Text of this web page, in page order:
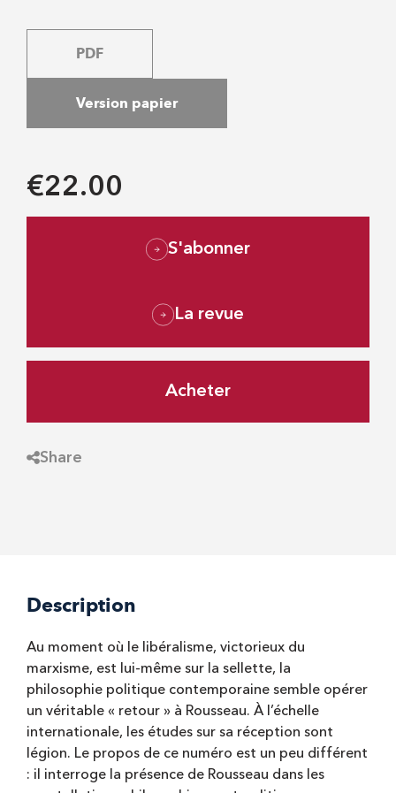
PDF
Version papier
€22.00
S'abonner
La revue
Acheter
Share
Description
Au moment où le libéralisme, victorieux du
marxisme, est lui-même sur la sellette, la
philosophie politique contemporaine semble opérer
un véritable « retour » à Rousseau. À l’échelle
internationale, les études sur sa réception sont
légion. Le propos de ce numéro est un peu différent
: il interroge la présence de Rousseau dans les